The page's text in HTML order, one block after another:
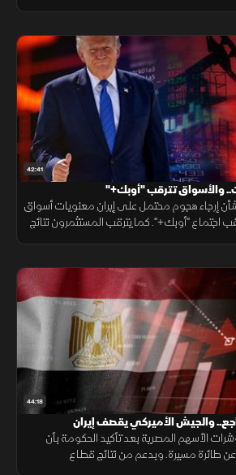
42:41
والأسواق تترقب "أوبك+"
إرجاء هجوم محتمل على إيران معنويات أسواق
اجتماع "أوبك+". كما يترقب المستثمرون نتائج
44:18
والجيش الأميركي يقصف إيران
الأسهم المصرية بعد تأكيد الحكومة بأن
عن طائرة مسيرة. وبدعم من نتائج قطاع